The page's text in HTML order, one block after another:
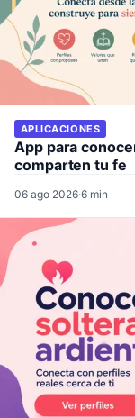
APLICACIONES
App para
comparten tu fe
06 ago 2026·6 min